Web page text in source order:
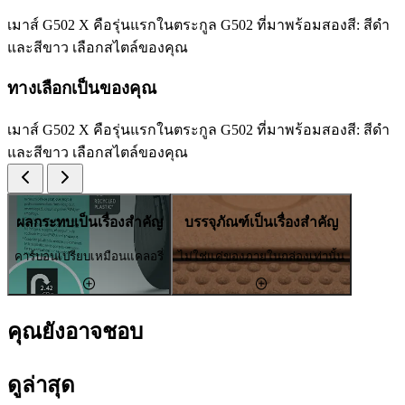
เมาส์ G502 X คือรุ่นแรกในตระกูล G502 ที่มาพร้อมสองสี: สีดำ
และสีขาว เลือกสไตล์ของคุณ
ทางเลือกเป็นของคุณ
เมาส์ G502 X คือรุ่นแรกในตระกูล G502 ที่มาพร้อมสองสี: สีดำ
และสีขาว เลือกสไตล์ของคุณ
ผลกระทบเป็นเรื่องสำคัญ
คาร์บอนเปรียบเหมือนแคลอรี่
บรรจุภัณฑ์เป็นเรื่องสำคัญ
ไม่ใช่แค่ของภายในกล่องเท่านั้น
คุณยังอาจชอบ
ดูล่าสุด